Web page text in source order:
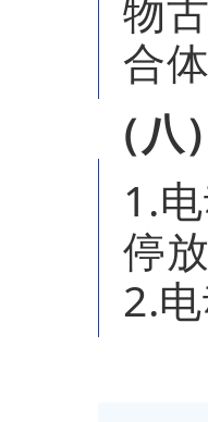
物
合
（
1.
停
2.